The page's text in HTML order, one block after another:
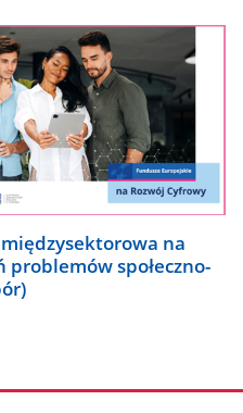
międzysektorowa na
problemów społeczno-